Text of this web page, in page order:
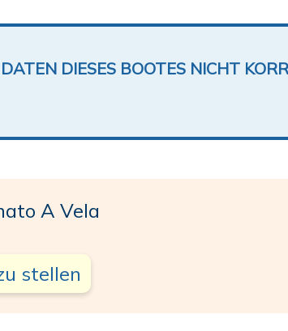
DIESES BOOTES NICHT
A Vela
stellen